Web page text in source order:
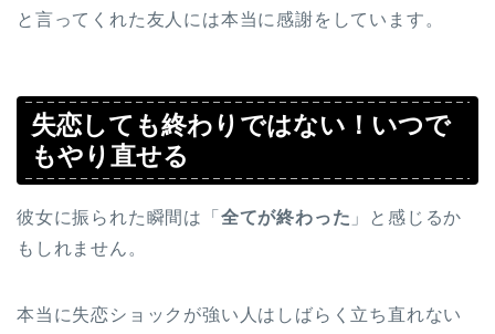
と言ってくれた友人には本当に感謝をしています。
失恋しても終わりではない！いつで
もやり直せる
彼女に振られた瞬間は「 全てが終わった 」と感じるか
もしれません。
本当に失恋ショックが強い人はしばらく立ち直れない